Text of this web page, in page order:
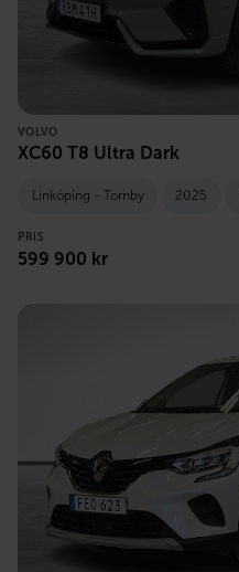
VOLVO
XC60 T8 Ultra Dark
Linköping - Tornby 2025
PRIS
599 900 kr